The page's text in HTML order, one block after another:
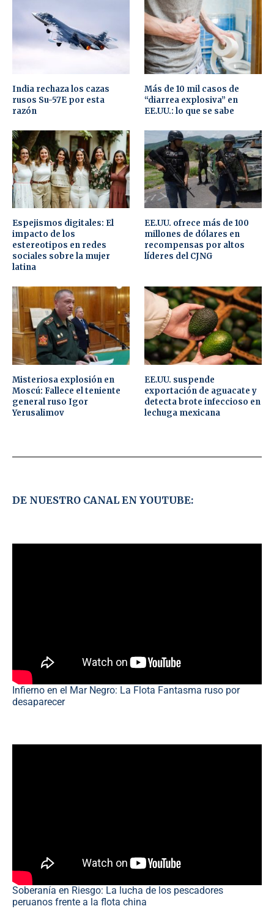
India rechaza los cazas
rusos Su-57E por esta
razón
Más de 10 mil casos de
“diarrea explosiva” en
EE.UU.: lo que se sabe
Espejismos digitales: El
impacto de los
estereotipos en redes
sociales sobre la mujer
latina
EE.UU. ofrece más de 100
millones de dólares en
recompensas por altos
líderes del CJNG
Misteriosa explosión en
Moscú: Fallece el teniente
general ruso Igor
Yerusalimov
EE.UU. suspende
exportación de aguacate y
detecta brote infeccioso en
lechuga mexicana
DE NUESTRO CANAL EN YOUTUBE:
Infierno en el Mar Negro: La Flota Fantasma ruso por
desaparecer
Soberanía en Riesgo: La lucha de los pescadores
peruanos frente a la flota china